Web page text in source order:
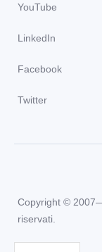
YouTube
LinkedIn
Facebook
Twitter
Copyright ©
riservati.